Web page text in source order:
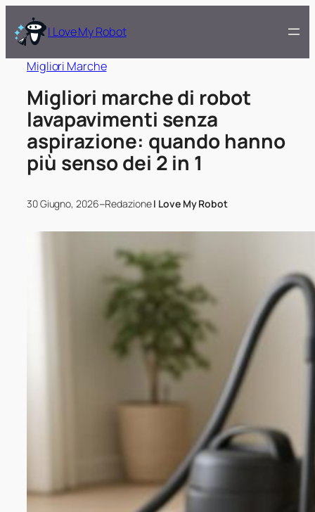
I Love My Robot
Migliori Marche
Migliori marche di robot
lavapavimenti senza
aspirazione: quando hanno
più senso dei 2 in 1
30 Giugno, 2026–RedazioneI Love My Robot